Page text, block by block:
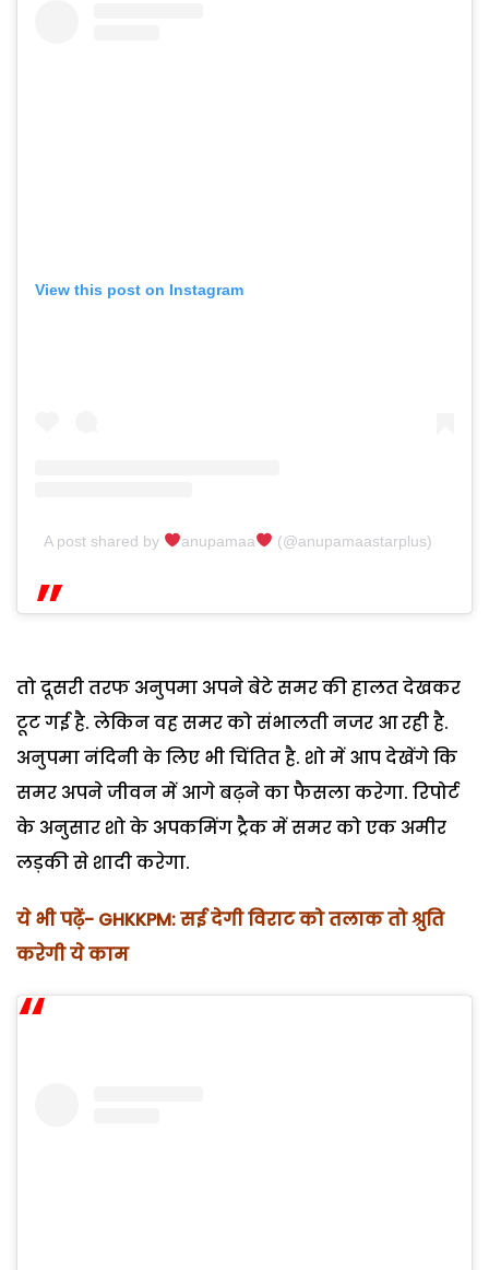
View this post on Instagram
A post shared by anupamaa (@anupamaastarplus)
तो दूसरी तरफ अनुपमा अपने बेटे समर की हालत देखकर
टूट गई है. लेकिन वह समर को संभालती नजर आ रही है.
अनुपमा नंदिनी के लिए भी चिंतित है. शो में आप देखेंगे कि
समर अपने जीवन में आगे बढ़ने का फैसला करेगा. रिपोर्ट
के अनुसार शो के अपकमिंग ट्रैक में समर को एक अमीर
लड़की से शादी करेगा.
ये भी पढ़ें- GHKKPM: सई देगी विराट को तलाक तो श्रुति
करेगी ये काम